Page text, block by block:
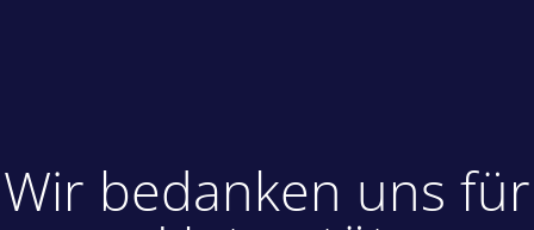
Wir bedanken uns für